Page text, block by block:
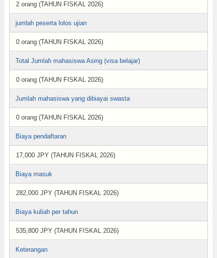
2 orang (TAHUN FISKAL 2026)
jumlah peserta lolos ujian
0 orang (TAHUN FISKAL 2026)
Total Jumlah mahasiswa Asing (visa belajar)
0 orang (TAHUN FISKAL 2026)
Jumlah mahasiswa yang dibiayai swasta
0 orang (TAHUN FISKAL 2026)
Biaya pendaftaran
17,000 JPY (TAHUN FISKAL 2026)
Biaya masuk
282,000 JPY (TAHUN FISKAL 2026)
Biaya kuliah per tahun
535,800 JPY (TAHUN FISKAL 2026)
Keterangan